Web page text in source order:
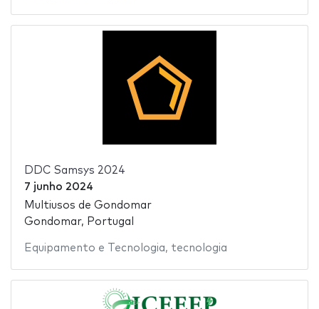
DDC Samsys 2024
7 junho 2024
Multiusos de Gondomar
Gondomar, Portugal
Equipamento e Tecnologia, tecnologia